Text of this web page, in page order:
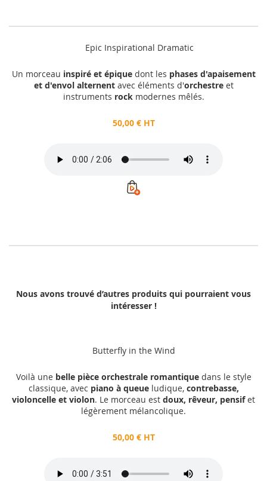
Epic Inspirational Dramatic
Un morceau inspiré et épiquedont les phases d'apaisement
et d'envol alternentavec éléments d'orchestreet
instruments rockmodernes mêlés.
50,00 € HT
Nous avons trouvé d’autres produits qui pourraient vous
intéresser !
Butterfly in the Wind
Voilà une belle pièce orchestrale romantiquedans le style
classique, avec piano à queueludique, contrebasse,
violoncelle et violon. Le morceau est doux, rêveur, pensifet
légèrement mélancolique.
50,00 € HT